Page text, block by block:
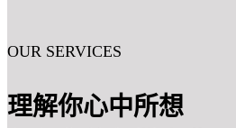
OUR SERVICES
理解你心中所想